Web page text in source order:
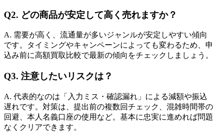
Q2. どの商品が安定して高く売れますか？
A. 需要が高く、流通量が多いジャンルが安定しやすい傾向
です。タイミングやキャンペーンによっても変わるため、申
込み前に高額買取比較で最新の傾向をチェックしましょう。
Q3. 注意したいリスクは？
A. 代表的なのは「入力ミス・確認漏れ」による減額や振込
遅れです。対策は、提出前の複数回チェック、混雑時間帯の
回避、本人名義口座の使用など。基本に忠実に進めれば問題
なくクリアできます。